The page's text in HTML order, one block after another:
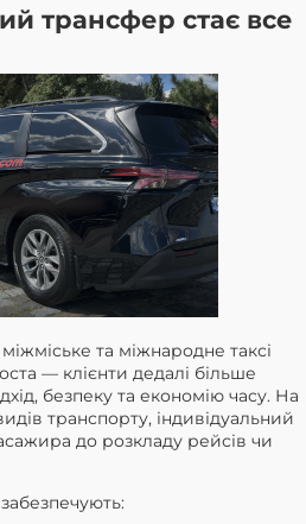
трансфер стає все
та міжнародне таксі
— клієнти дедалі більше
безпеку та економію часу. На
транспорту, індивідуальний
до розкладу рейсів чи